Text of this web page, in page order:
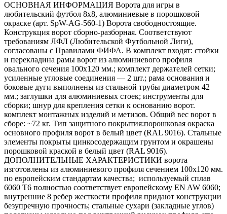
ОСНОВНАЯ ИНФОРМАЦИЯ Ворота для игры в
любительский футбол 8х8, алюминиевые в порошковой
окраске (арт. SpW-AG-560-1) Ворота свободностоящие.
Конструкция ворот сборно-разборная. Соответствуют
требованиям ЛФЛ (Любительской Футбольной Лиги),
согласованы с Правилами ФИФА. В комплект входят: стойки
и перекладина рамы ворот из алюминиевого профиля
овального сечения 100х120 мм.; комплект держателей сетки;
усиленные угловые соединения — 2 шт.; рама основания и
боковые дуги выполнены из стальной трубы диаметром 42
мм.; заглушки для алюминиевых стоек; инструменты для
сборки; шнур для крепления сетки к основанию ворот.
комплект монтажных изделий и метизов. Общий вес ворот в
сборе: ~72 кг. Тип защитного покрытия:порошковая окраска
основного профиля ворот в белый цвет (RAL 9016). Стальные
элементы покрыты цинкосодержащим грунтом и окрашены
порошковой краской в белый цвет (RAL 9016).
ДОПОЛНИТЕЛЬНЫЕ ХАРАКТЕРИСТИКИ ворота
изготовлены из алюминиевого профиля сечением 100х120 мм.
по европейским стандартам качества; используемый сплав
6060 Т6 полностью соответствует европейскому EN AW 6060;
внутренние 8 ребер жесткости профиля придают конструкции
безупречную прочность; стальные сухари (закладные углов)